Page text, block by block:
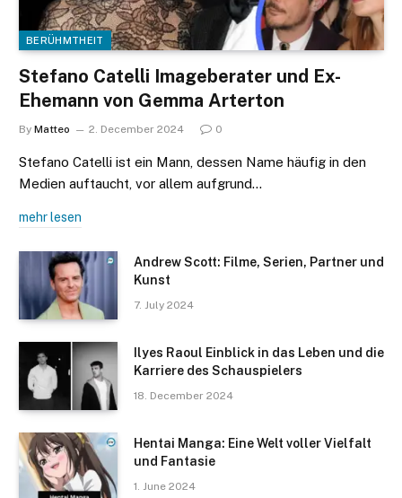
BERÜHMTHEIT
Stefano Catelli Imageberater und Ex-
Ehemann von Gemma Arterton
By Matteo 2. December 2024 0
Stefano Catelli ist ein Mann, dessen Name häufig in den
Medien auftaucht, vor allem aufgrund…
mehr lesen
Andrew Scott: Filme, Serien, Partner und
Kunst
7. July 2024
Ilyes Raoul Einblick in das Leben und die
Karriere des Schauspielers
18. December 2024
Hentai Manga: Eine Welt voller Vielfalt
und Fantasie
1. June 2024